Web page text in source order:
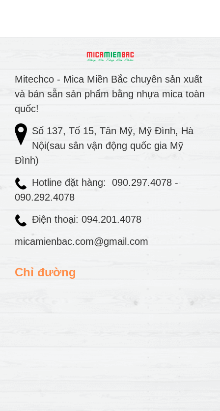
Mitechco - Mica Miền Bắc chuyên sản xuất
và bán sẵn sản phẩm bằng nhựa mica toàn
quốc!
Số 137, Tổ 15, Tân Mỹ, Mỹ Đình, Hà
Nội(sau sân vận động quốc gia Mỹ
Đình)
Hotline đặt hàng: 090.297.4078 -
090.292.4078
Điện thoại: 094.201.4078
micamienbac.com@gmail.com
Chỉ đường